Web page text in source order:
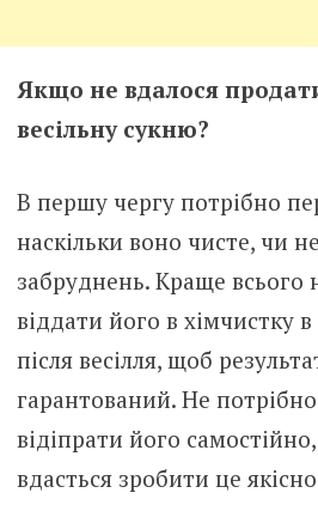
Якщо не вдалося
весільну сукню?
В першу чергу потрібно
наскільки воно чисте, чи
забруднень. Краще всього
віддати його в хімчистку
після весілля, щоб
гарантований. Не
відіпрати його
вдасться зробити це